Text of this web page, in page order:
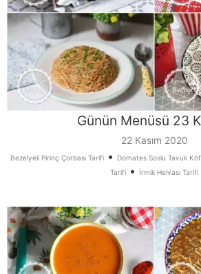
Günün Menüsü 23
22 Kasım 2020
Bezelyeli Pirinç Çorbası Tarifi • Domates Soslu Tavuk
Tarifi • İrmik Helvası Tarifi